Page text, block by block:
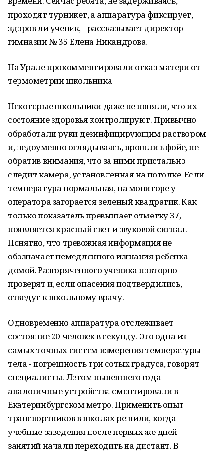
проходят турникет, а аппаратура фиксирует,
здоров ли ученик, - рассказывает директор
гимназии № 35 Елена Никандрова.
На Урале прокомментировали отказ матери от
термометрии школьника
Некоторые школьники даже не поняли, что их
состояние здоровья контролируют. Привычно
обработали руки дезинфицирующим раствором
и, недоуменно оглядываясь, прошли в фойе, не
обратив внимания, что за ними пристально
следит камера, установленная на потолке. Если
температура нормальная, на мониторе у
оператора загорается зеленый квадратик. Как
только показатель превышает отметку 37,
появляется красный свет и звуковой сигнал.
Понятно, что тревожная информация не
обозначает немедленного изгнания ребенка
домой. Разгоряченного ученика повторно
проверят и, если опасения подтвердились,
отведут к школьному врачу.
Одновременно аппаратура отслеживает
состояние 20 человек в секунду. Это одна из
самых точных систем измерения температуры
тела - погрешность три сотых градуса, говорят
специалисты. Летом нынешнего года
аналогичные устройства смонтировали в
Екатеринбургском метро. Применить опыт
транспортников в школах решили, когда
учебные заведения после первых же дней
занятий начали переходить на дистант. В